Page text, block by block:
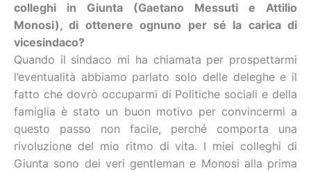
colleghi in Giunta (Gaetano Messuti e Attilio
Monosi), di ottenere ognuno per sé la carica di
vicesindaco?
Quando il sindaco mi ha chiamata per prospettarmi
l’eventualità abbiamo parlato solo delle deleghe e il
fatto che dovrò occuparmi di Politiche sociali e della
famiglia è stato un buon motivo per convincermi a
questo passo non facile, perché comporta una
rivoluzione del mio ritmo di vita. I miei colleghi di
Giunta sono dei veri gentleman e Monosi alla prima